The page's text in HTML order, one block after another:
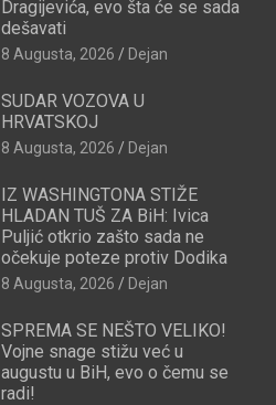
Dragijevića, evo šta će se sada
dešavati
8 Augusta, 2026 Dejan
SUDAR VOZOVA U
HRVATSKOJ
8 Augusta, 2026 Dejan
IZ WASHINGTONA STIŽE
HLADAN TUŠ ZA BiH: Ivica
Puljić otkrio zašto sada ne
očekuje poteze protiv Dodika
8 Augusta, 2026 Dejan
SPREMA SE NEŠTO VELIKO!
Vojne snage stižu već u
augustu u BiH, evo o čemu se
radi!